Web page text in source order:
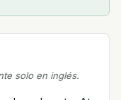
solo en inglés.